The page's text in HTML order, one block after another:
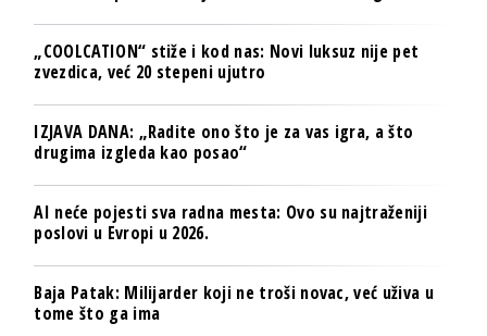
„COOLCATION“ stiže i kod nas: Novi luksuz nije pet
zvezdica, već 20 stepeni ujutro
IZJAVA DANA: „Radite ono što je za vas igra, a što
drugima izgleda kao posao“
AI neće pojesti sva radna mesta: Ovo su najtraženiji
poslovi u Evropi u 2026.
Baja Patak: Milijarder koji ne troši novac, već uživa u
tome što ga ima